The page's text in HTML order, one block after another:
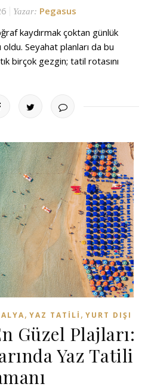
Yazar: Pegasus
kaydırmak çoktan günlük
oldu. Seyahat planları da bu
birçok gezgin; tatil rotasını
, YAZ TATILI , YURT DIŞI
Güzel Plajları:
Yaz Tatili